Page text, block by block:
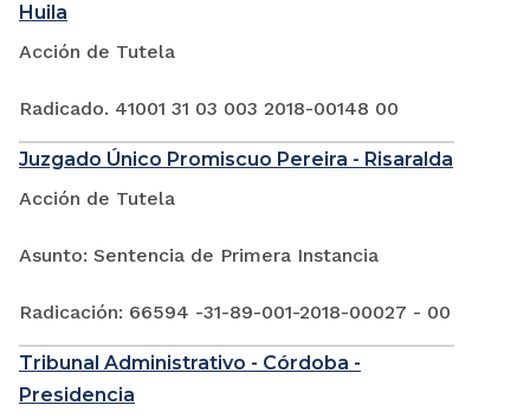
Huila
Acción de Tutela
Radicado. 41001 31 03 003 2018-00148 00
Juzgado Único Promiscuo Pereira - Risaralda
Acción de Tutela
Asunto: Sentencia de Primera Instancia
Radicación: 66594 -31-89-001-2018-00027 - 00
Tribunal Administrativo - Córdoba -
Presidencia